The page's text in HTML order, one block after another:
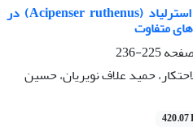
تغییرات شاخص‌های خونی ماهی استرلیاد (Acipenser ruthenus) در
متفاوت
225-236
حمید علاف نویریان، حسین
420.07